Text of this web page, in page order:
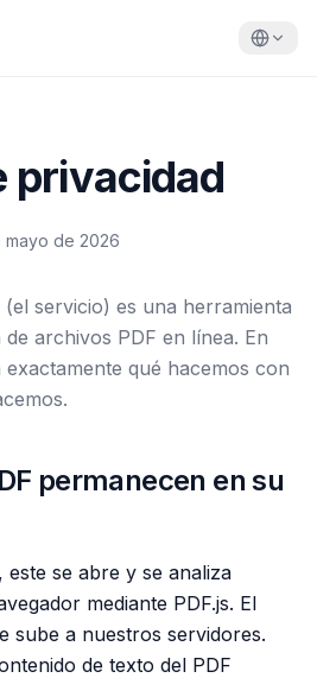
privacidad
mayo de 2026
servicio) es una herramienta
archivos PDF en línea. En
exactamente qué hacemos con
permanecen en su
este se abre y se analiza
mediante PDF.js. El
sube a nuestros servidores.
de texto del PDF